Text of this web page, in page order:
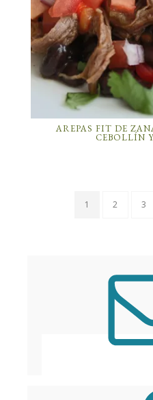
AREPAS FIT DE
CEBOLLÍN
1 2 3